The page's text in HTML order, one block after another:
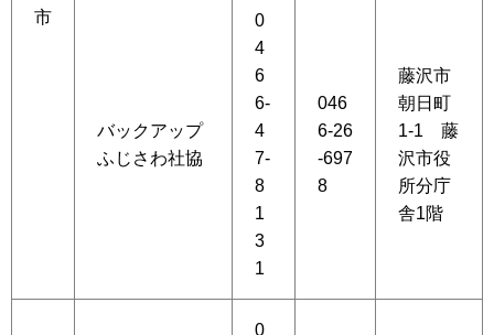
市
バックアップ
ふじさわ社協
0
4
6
6-
4
7-
8
1
3
1
046
6-26
-697
8
藤沢市
朝日町
1-1 藤
沢市役
所分庁
舎1階
0